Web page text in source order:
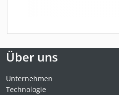
Über uns
Unternehmen
Technologie